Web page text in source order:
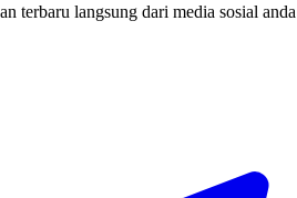
terbaru langsung dari media sosial anda